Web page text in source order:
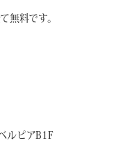
無料です。
ルピアB1F